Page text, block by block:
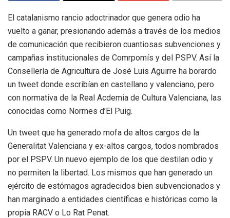
El catalanismo rancio adoctrinador que genera odio ha
vuelto a ganar, presionando además a través de los medios
de comunicación que recibieron cuantiosas subvenciones y
campañas institucionales de Comrpomís y del PSPV. Así la
Consellería de Agricultura de José Luis Aguirre ha borardo
un tweet donde escribían en castellano y valenciano, pero
con normativa de la Real Acdemia de Cultura Valenciana, las
conocidas como Normes d’El Puig.
Un tweet que ha generado mofa de altos cargos de la
Generalitat Valenciana y ex-altos cargos, todos nombrados
por el PSPV. Un nuevo ejemplo de los que destilan odio y
no permiten la libertad. Los mismos que han generado un
ejército de estómagos agradecidos bien subvencionados y
han marginado a entidades científicas e históricas como la
propia RACV o Lo Rat Penat.